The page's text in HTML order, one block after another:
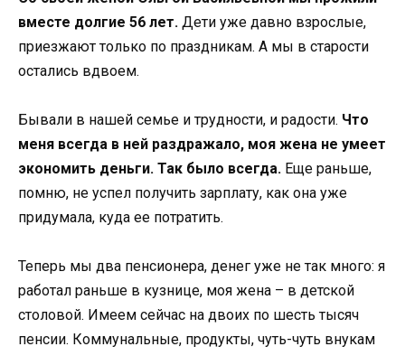
вместе долгие 56 лет. Дети уже давно взрослые,
приезжают только по праздникам. А мы в старости
остались вдвоем.
Бывали в нашей семье и трудности, и радости. Что
меня всегда в ней раздражало, моя жена не умеет
экономить деньги. Так было всегда. Еще раньше,
помню, не успел получить зарплату, как она уже
придумала, куда ее потратить.
Теперь мы два пенсионера, денег уже не так много: я
работал раньше в кузнице, моя жена – в детской
столовой. Имеем сейчас на двоих по шесть тысяч
пенсии. Коммунальные, продукты, чуть-чуть внукам